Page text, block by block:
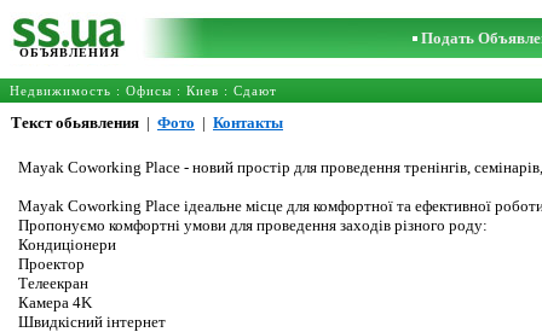
ОБЪЯВЛЕНИЯ
Подать
Недвижимость : Офисы : Киев : Сдают
Текст обьявления | Фото | Контакты
Мayak Coworking Place - новий простір для проведення тренінгів,
Мayak Coworking Place ідеальне місце для комфортної та ефективної
Пропонуємо комфортні умови для проведення заходів різного роду:
Кондиціонери
Проектор
Телеекран
Камера 4K
Швидкісний інтернет